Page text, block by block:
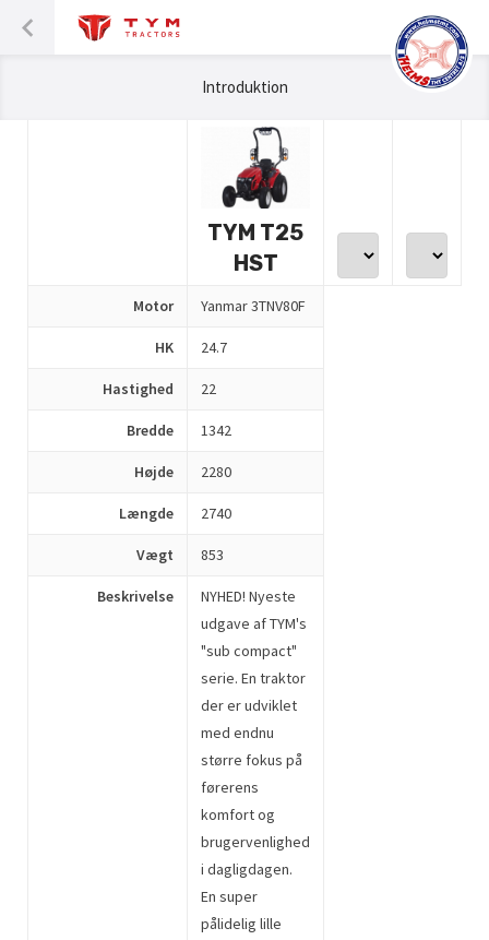
Introduktion
TYM T25
HST
Motor Yanmar 3TNV80F
HK 24.7
Hastighed 22
Bredde 1342
Højde 2280
Længde 2740
Vægt 853
Beskrivelse
NYHED! Nyeste
udgave af TYM's
"sub compact"
serie. En traktor
der er udviklet
med endnu
større fokus på
førerens
komfort og
brugervenlighed
i dagligdagen.
En super
pålidelig lille